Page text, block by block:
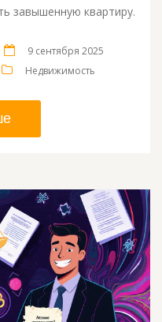
завышенную квартиру.
9 сентября 2025
Недвижимость